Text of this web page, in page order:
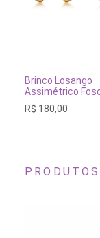
VER
tem
várias
As
na
página
Brinco Losango
Assimétrico
R$ 180,00